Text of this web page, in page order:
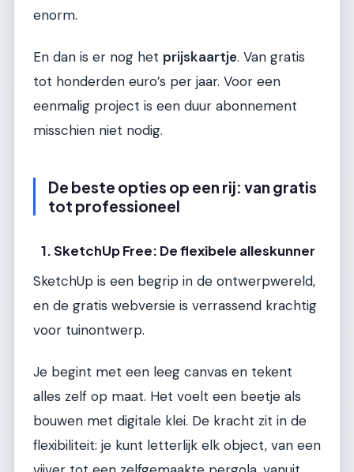
enorm.
En dan is er nog het prijskaartje. Van gratis
tot honderden euro’s per jaar. Voor een
eenmalig project is een duur abonnement
misschien niet nodig.
De beste opties op een rij: van gratis
tot professioneel
1. SketchUp Free: De flexibele alleskunner
SketchUp is een begrip in de ontwerpwereld,
en de gratis webversie is verrassend krachtig
voor tuinontwerp.
Je begint met een leeg canvas en tekent
alles zelf op maat. Het voelt een beetje als
bouwen met digitale klei. De kracht zit in de
flexibiliteit: je kunt letterlijk elk object, van een